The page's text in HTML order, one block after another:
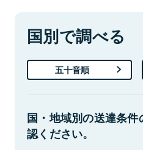
国別で調べる
五十音順
国・地域別の送達条
認ください。